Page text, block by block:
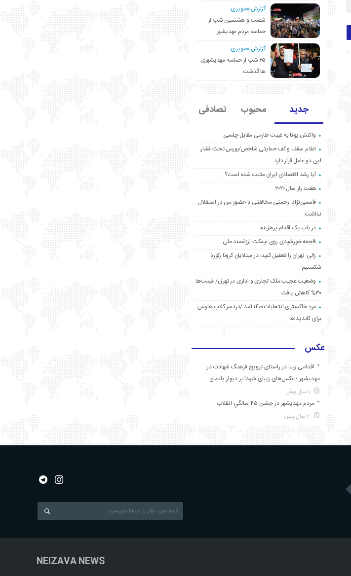
گزارش تصویری:
شصت و هشتمین شب از
حماسه مردم مهدیشهر
گزارش تصویری:
۶۵ شب از حماسه مهدیشهری
ها گذشت
جدید محبوب تصادفی
واکنش یوفا به غیبت طارمی مقابل چلسی
اعلام سقف و کف حمایتی شاخص/بورس تحت فشار
این دو عامل قرار دارد
آیا رشد اقتصادی ایران مثبت شده است؟
هفت راز سال ۲۰۲۰
قاسمی‌نژاد: رحمتی مخالفتی با حضور من در استقلال
نداشت
در باب یک اقدام پرهزینه
فاجعه خورشیدی روی نیمکت ارزشمند ملی
زالی: تهران را تعطیل کنید؛ در مبتلایان کرونا رکورد
شکستیم
وضعیت عجیب ملک تجاری و اداری در تهران/ قیمت‌ها
۳۰% کاهش یافت
مردِ خاکستری انتخابات ۱۴۰۰ آمد /دردسر کلاب هاوس
برای کاندیداها
عکس
اقدامی زیبا در راستای ترویج فرهنگ شهادت در
مهدیشهر ؛ عکس‌های زیبای شهدا بر دیوار یادمان
مردم مهدیشهر در جشن ۴۵ سالگیِ انقلاب
NEIZAVA NEWS